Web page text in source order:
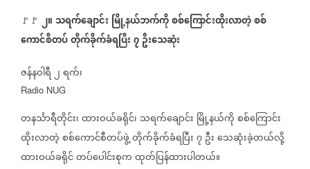
🚩🚩 ၂။သရက်ချောင်း မြို့နယ်ဘက်ကိုစစ်ကြောင်းထိုးလာတဲ့စစ်
ကောင်စီတပ်တိုက်ခိုက်ခံရပြီး၇ဦးသေဆုံး
ဇန်နဝါရီ၂ရက်၊
Radio NUG
တနင်္သာရီတိုင်း၊ထားဝယ်ခရိုင်၊ သရက်ချောင်း မြို့နယ်ကိုစစ်ကြောင်း
ထိုးလာတဲ့စစ်ကောင်စီတပ်ဖွဲ့တိုက်ခိုက်ခံရပြီး၇ဦးသေဆုံးခဲ့တယ်လို့
ထားဝယ်ခရိုင်တပ်ပေါင်းစုကထုတ်ပြန်ထားပါတယ်။